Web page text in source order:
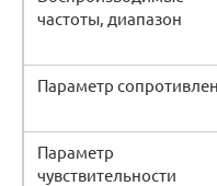
частоты, диапазон
Параметр
Параметр
чувствительности